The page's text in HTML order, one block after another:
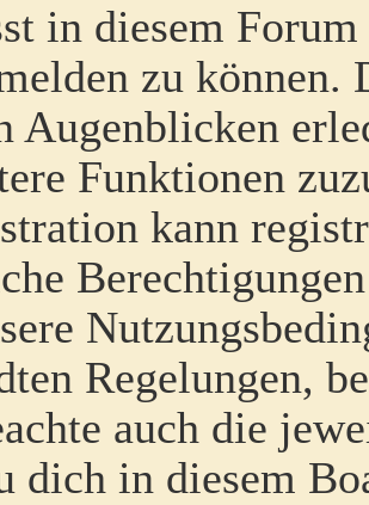
in diesem
zu
Augenblicken
Funktionen
kann
Regelungen,
auch die
dich in diesem